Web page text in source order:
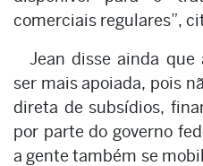
comerciais regulares”,
Jean disse ainda que
ser mais apoiada, pois
direta de subsídios,
por parte do governo
a gente também se